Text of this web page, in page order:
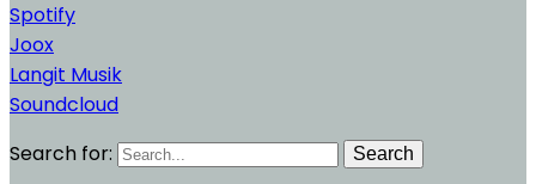
Spotify
Joox
Langit Musik
Soundcloud
Search for:
Search